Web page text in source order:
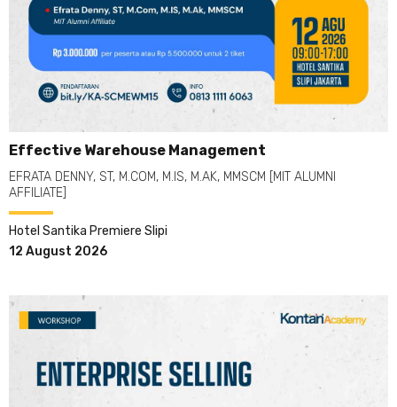
Effective Warehouse Management
EFRATA DENNY, ST, M.COM, M.IS, M.AK, MMSCM [MIT ALUMNI
AFFILIATE]
Hotel Santika Premiere Slipi
12 August 2026